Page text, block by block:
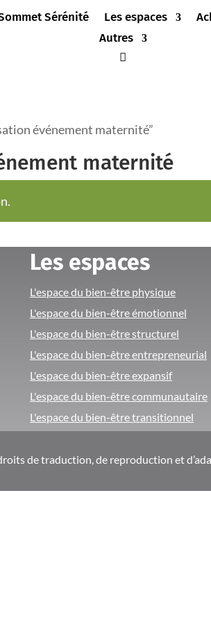
Sérénité Les espaces
Autres
événement maternité”
maternité
Les espaces
L'espace du bien-être physique
L'espace du bien-être émotionnel
L'espace du bien-être structurel
L'espace du bien-être entrepreneurial
L'espace du bien-être expansif
L'espace du bien-être communautaire
L'espace du bien-être transitionnel
de traduction, de reproduction et